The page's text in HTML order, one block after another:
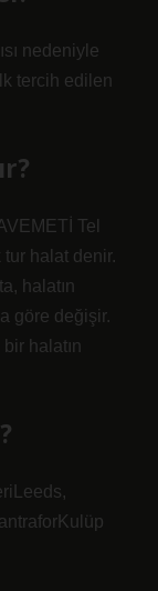
nedeniyle
tercih edilen
Tel
tur halat denir.
halatın
göre değişir.
halatın